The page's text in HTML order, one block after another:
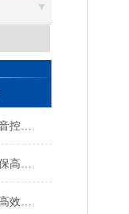
插入式风机与轴流风机在噪音控制上有何差异？
环保风机维护保养指南，确保高效稳定运行
环保风机的维护保养：确保高效运行的关键